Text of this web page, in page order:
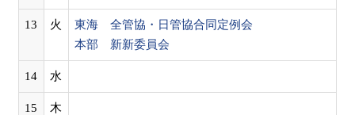
13 火
東海 全管協・日管協合同定例会
本部 新新委員会
14 水
15 木